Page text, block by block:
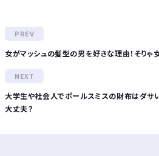
女がマッシュの髪型の男を好きな理由！そりゃ
大学生や社会人でポールスミスの財布はダサ
大丈夫？